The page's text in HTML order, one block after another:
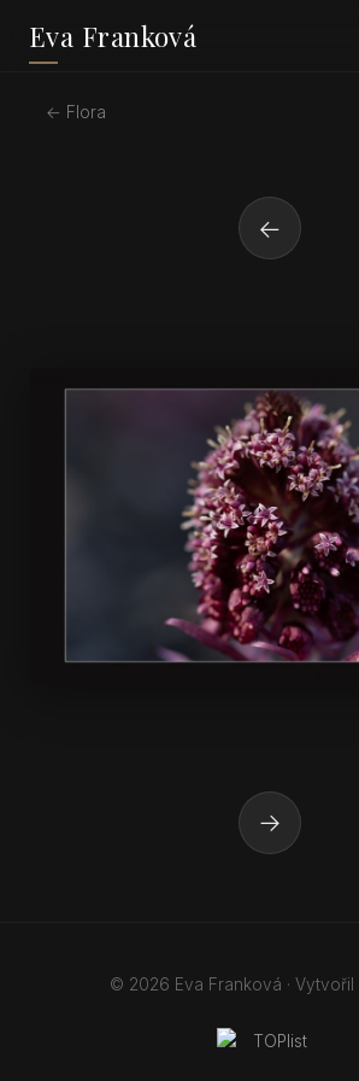
Eva Franková
← Flora
←
→
© 2026 Eva Franková · Vytvořil